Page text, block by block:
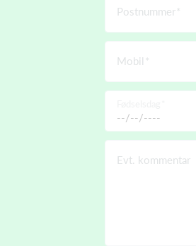
Postnummer
Mobil
Evt. kommentar